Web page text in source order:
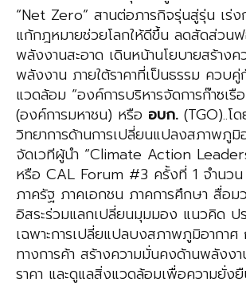
“Net Zero” สานต่อภารกิจรุ่นสู่รุ่น เร่ง
แก้กฎหมายช่วยโลกให้ดีขึ้น ลดสัดส่วน
พลังงานสะอาด เดินหน้านโยบายสร้าง
พลังงาน ภายใต้ราคาที่เป็นธรรม ควบ
แวดล้อม “องค์การบริหารจัดการก๊าซเรื
(องค์การมหาชน) หรือ อบก. (TGO)..โ
วิทยาการด้านการเปลี่ยนแปลงสภาพภูมิ
จัดเวทีผู้นำ “Climate Action
หรือ CAL Forum #3 ครั้งที่ 1 จำนว
ภาครัฐ ภาคเอกชน ภาคการศึกษา สื่อม
อิสระร่วมแลกเปลี่ยนมุมมอง แนวคิด ป
เฉพาะการเปลี่ยแปลบงสภาพภูมิอากาศ
ทางการค้า สร้างความมั่นคงด้านพลังง
ราคา และดูแลสิ่งแวดล้อมเพื่อความยั่ง